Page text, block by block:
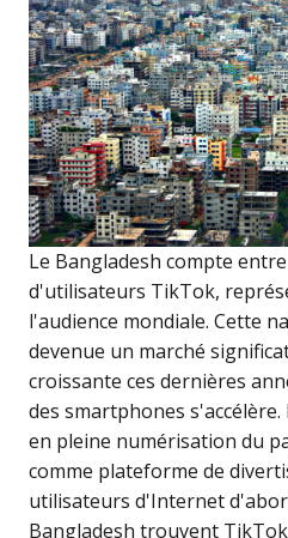
Le Bangladesh compte
d'utilisateurs TikTok,
l'audience mondiale. Cette
devenue un marché
croissante ces dernières
des smartphones
en pleine numérisation du
comme plateforme de
utilisateurs d'Internet
Bangladesh trouvent